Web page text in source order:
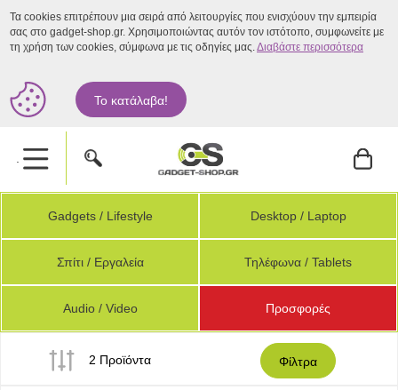
Τα cookies επιτρέπουν μια σειρά από λειτουργίες που ενισχύουν την εμπειρία
σας στο gadget-shop.gr. Χρησιμοποιώντας αυτόν τον ιστότοπο, συμφωνείτε με
τη χρήση των cookies, σύμφωνα με τις οδηγίες μας.Διαβάστε περισσότερα
Το κατάλαβα!
.
Gadgets / Lifestyle Desktop / Laptop
Σπίτι / Εργαλεία Τηλέφωνα / Tablets
Audio / Video Προσφορές
2 Προϊόντα Φίλτρα